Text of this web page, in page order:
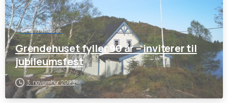
Grendehuset
Grendehuset fyller 90 år – inviterer til
jubileumsfest
3. november 2023